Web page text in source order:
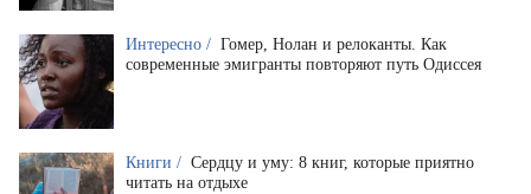
Интересно / Гомер, Нолан и релоканты. Как
современные эмигранты повторяют путь Одиссея
Книги / Сердцу и уму: 8 книг, которые приятно
читать на отдыхе